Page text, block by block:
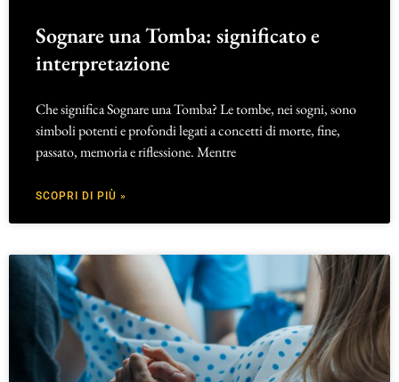
Sognare una Tomba: significato e
interpretazione
Che significa Sognare una Tomba? Le tombe, nei sogni, sono
simboli potenti e profondi legati a concetti di morte, fine,
passato, memoria e riflessione. Mentre
SCOPRI DI PIÙ »